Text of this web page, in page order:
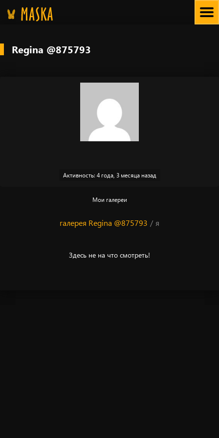
Regina @875793
Активность: 4 года, 3 месяца назад
Мои галереи
галерея Regina @875793 / я
Здесь не на что смотреть!